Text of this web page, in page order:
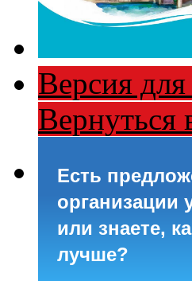
Версия
Есть
организации
или знаете,
лучше?